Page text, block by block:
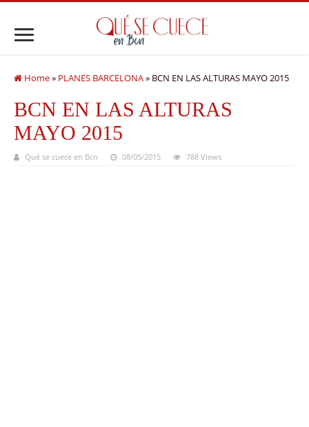
Home» PLANES BARCELONA» BCN EN LAS ALTURAS MAYO 2015
BCN EN LAS ALTURAS
MAYO 2015
Qué se cuece en Bcn 08/05/2015 788 Views